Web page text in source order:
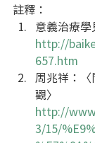
註釋：
意義治療學
http://
657.htm
周兆祥：
觀〉
http://
3/15/